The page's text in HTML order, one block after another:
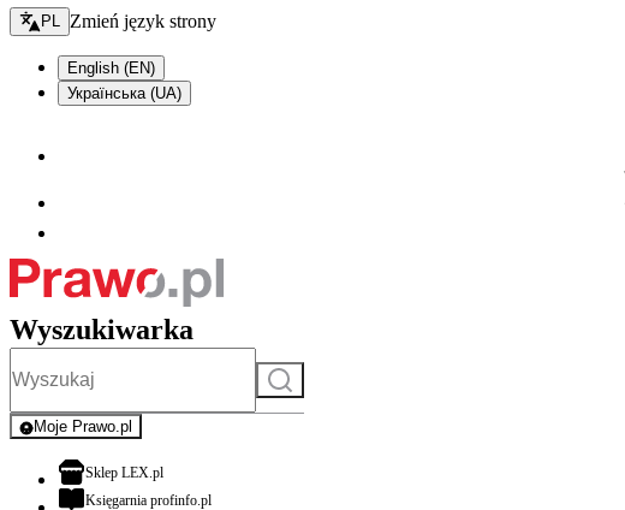
Zmień język - bieżący:
PL Zmień język strony
English (EN)
Українська (UA)
Wyszukiwarka
Szukaj
Moje Prawo.pl
- rejestracja i logowanie do serwisu
Sklep LEX.plotwiera się w nowej karcie
Księgarnia profinfo.plotwiera się w nowej karcie